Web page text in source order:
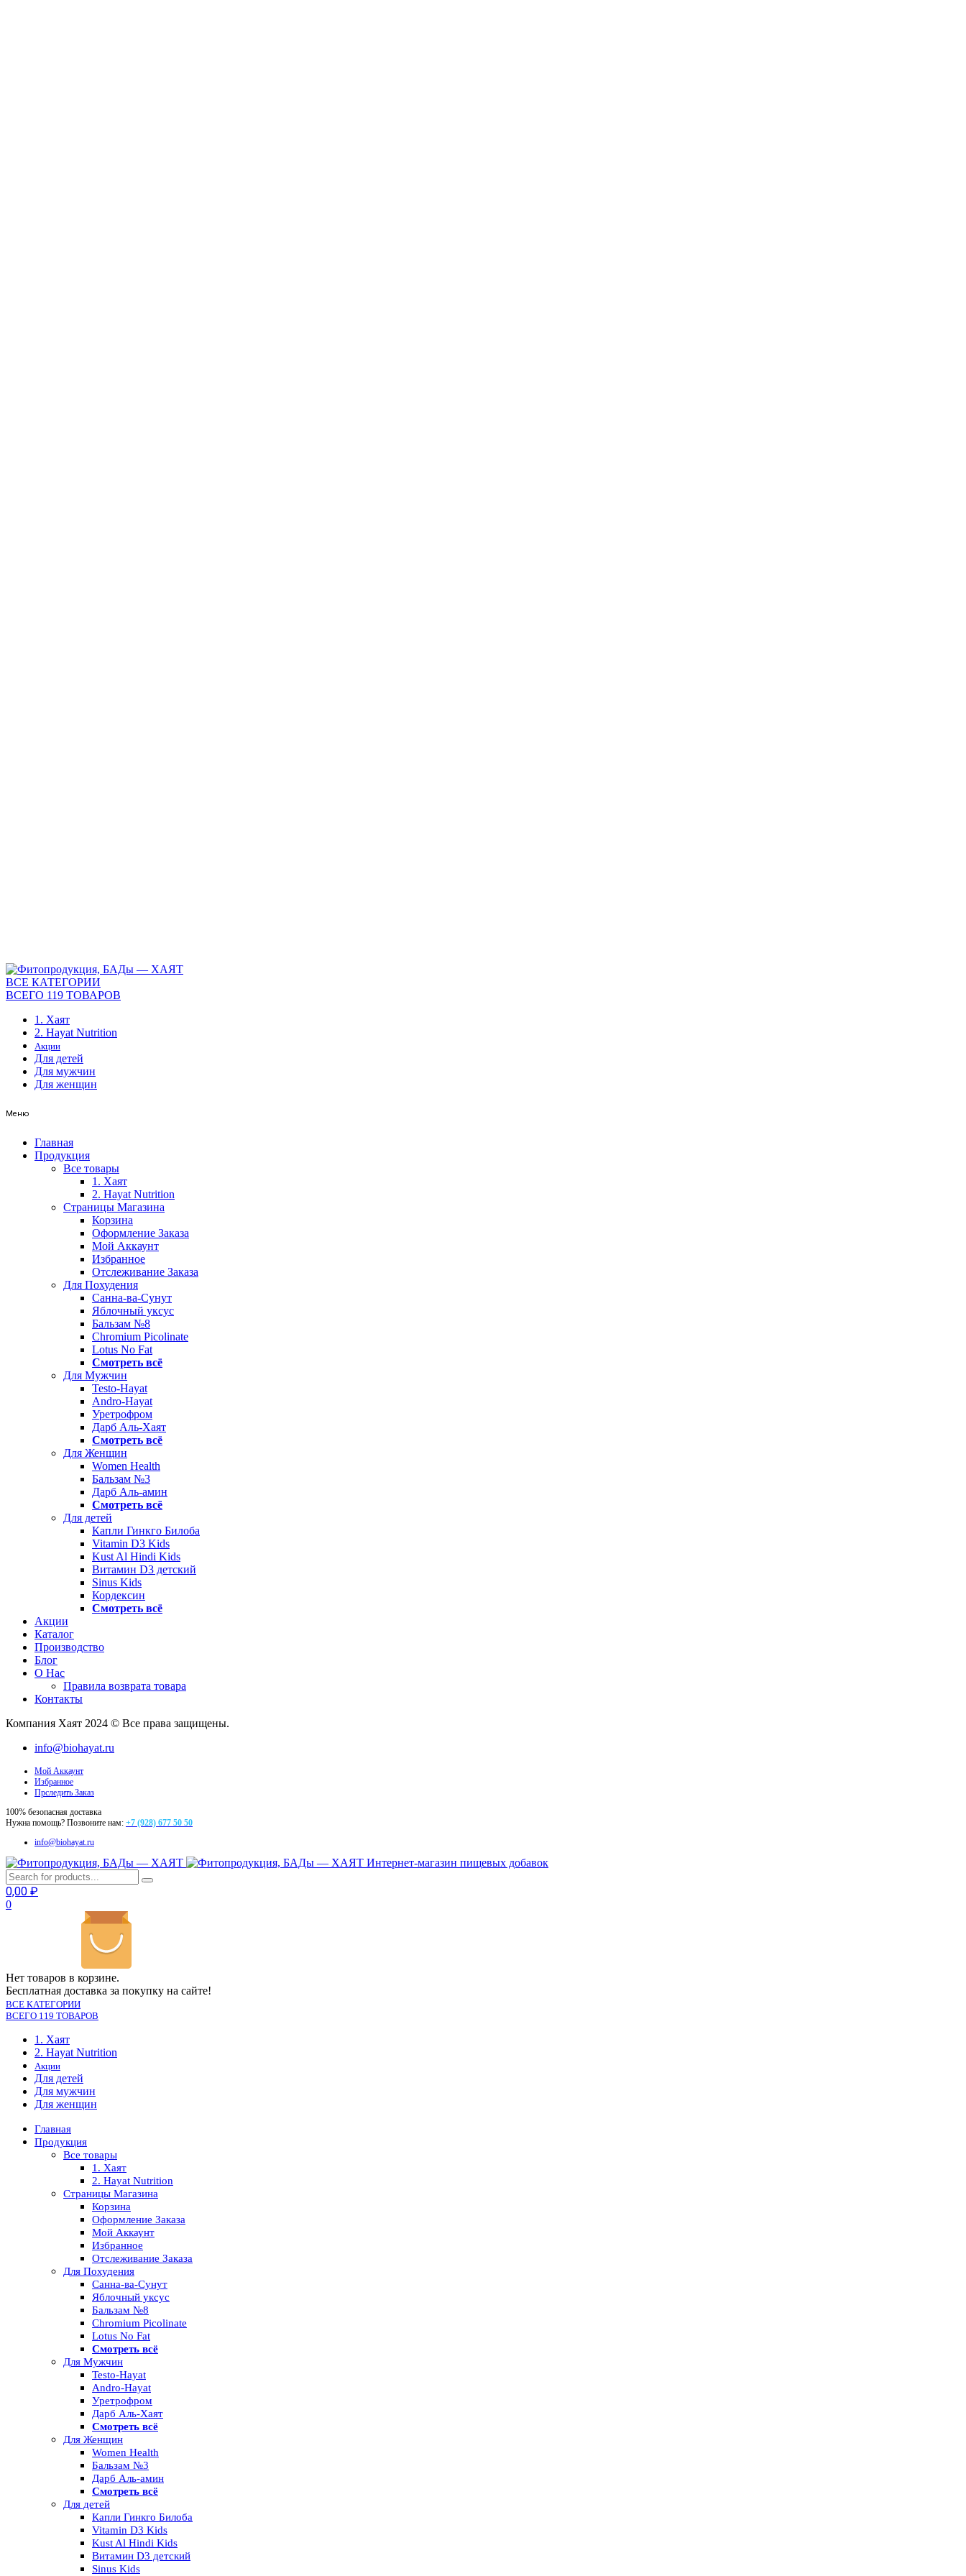
ВСЕ КАТЕГОРИИ
ВСЕГО 119 ТОВАРОВ
1. Хаят
2. Hayat Nutrition
Акции
Для детей
Для мужчин
Для женщин
Меню
Главная
Продукция
Все товары
1. Хаят
2. Hayat Nutrition
Страницы Магазина
Корзина
Оформление Заказа
Мой Аккаунт
Избранное
Отслеживание Заказа
Для Похудения
Санна-ва-Сунут
Яблочный уксус
Бальзам №8
Chromium Picolinate
Lotus No Fat
Смотреть всё
Для Мужчин
Testo-Hayat
Andro-Hayat
Уретрофром
Дарб Аль-Хаят
Смотреть всё
Для Женщин
Women Health
Бальзам №3
Дарб Аль-амин
Смотреть всё
Для детей
Капли Гинкго Билоба
Vitamin D3 Kids
Kust Al Hindi Kids
Витамин D3 детский
Sinus Kids
Кордексин
Смотреть всё
Акции
Каталог
Производство
Блог
О Нас
Правила возврата товара
Контакты
Компания Хаят 2024 © Все права защищены.
info@biohayat.ru
Мой Аккаунт
Избранное
Прследить Заказ
100% безопасная доставка
Нужна помощь? Позвоните нам: +7 (928) 677 50 50
info@biohayat.ru
Интернет-магазин пищевых добавок
0,00 ₽
0
Нет товаров в корзине.
Бесплатная доставка за покупку на сайте!
ВСЕ КАТЕГОРИИ
ВСЕГО 119 ТОВАРОВ
1. Хаят
2. Hayat Nutrition
Акции
Для детей
Для мужчин
Для женщин
Главная
Продукция
Все товары
1. Хаят
2. Hayat Nutrition
Страницы Магазина
Корзина
Оформление Заказа
Мой Аккаунт
Избранное
Отслеживание Заказа
Для Похудения
Санна-ва-Сунут
Яблочный уксус
Бальзам №8
Chromium Picolinate
Lotus No Fat
Смотреть всё
Для Мужчин
Testo-Hayat
Andro-Hayat
Уретрофром
Дарб Аль-Хаят
Смотреть всё
Для Женщин
Women Health
Бальзам №3
Дарб Аль-амин
Смотреть всё
Для детей
Капли Гинкго Билоба
Vitamin D3 Kids
Kust Al Hindi Kids
Витамин D3 детский
Sinus Kids